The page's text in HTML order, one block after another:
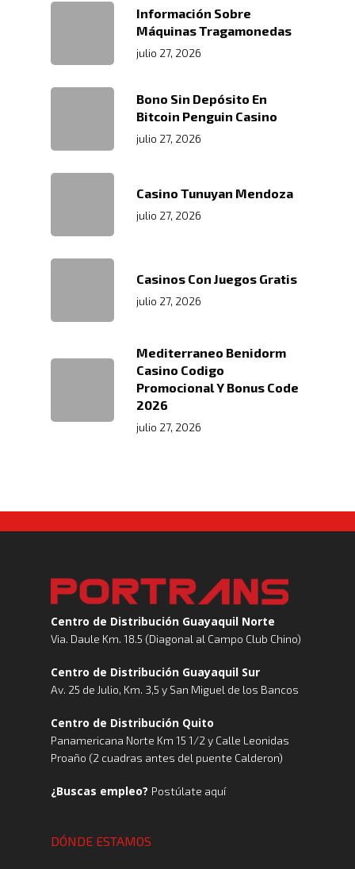
Información Sobre
Máquinas Tragamonedas
julio 27, 2026
Bono Sin Depósito En
Bitcoin Penguin Casino
julio 27, 2026
Casino Tunuyan Mendoza
julio 27, 2026
Casinos Con Juegos Gratis
julio 27, 2026
Mediterraneo Benidorm
Casino Codigo
Promocional Y Bonus Code
2026
julio 27, 2026
Centro de Distribución Guayaquil Norte
Via. Daule Km. 18.5 (Diagonal al Campo Club Chino)
Centro de Distribución Guayaquil Sur
Av. 25 de Julio, Km. 3,5 y San Miguel de los Bancos
Centro de Distribución Quito
Panamericana Norte Km 15 1/2 y Calle Leonidas
Proaño (2 cuadras antes del puente Calderon)
¿Buscas empleo? Postúlate aquí
DÓNDE ESTAMOS
Productos
Transporte Terrestre
Depósito Comercial
Servicio Aduanal
Servicio En
Políticas De Seguridad
Trabaja Con
Nosotros